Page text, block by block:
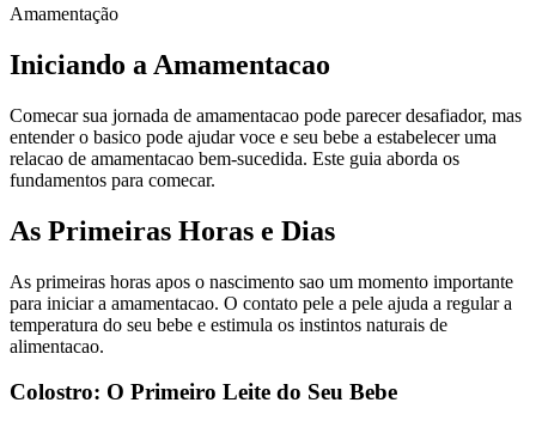
Amamentação
Iniciando a Amamentacao
Comecar sua jornada de amamentacao pode parecer desafiador, mas
entender o basico pode ajudar voce e seu bebe a estabelecer uma
relacao de amamentacao bem-sucedida. Este guia aborda os
fundamentos para comecar.
As Primeiras Horas e Dias
As primeiras horas apos o nascimento sao um momento importante
para iniciar a amamentacao. O contato pele a pele ajuda a regular a
temperatura do seu bebe e estimula os instintos naturais de
alimentacao.
Colostro: O Primeiro Leite do Seu Bebe